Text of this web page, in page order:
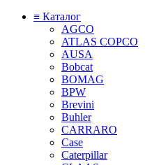
≡ Каталог
AGCO
ATLAS COPCO
AUSA
Bobcat
BOMAG
BPW
Brevini
Buhler
CARRARO
Case
Caterpillar